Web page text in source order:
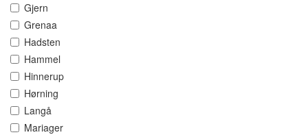
Gjern
Grenaa
Hadsten
Hammel
Hinnerup
Hørning
Langå
Mariager